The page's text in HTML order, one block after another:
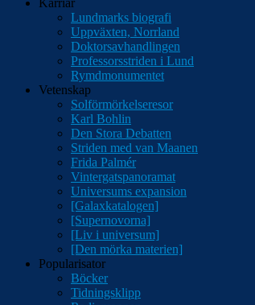
Karriär
Lundmarks biografi
Uppväxten, Norrland
Doktorsavhandlingen
Professorsstriden i Lund
Rymdmonumentet
Vetenskap
Solförmörkelseresor
Karl Bohlin
Den Stora Debatten
Striden med van Maanen
Frida Palmér
Vintergatspanoramat
Universums expansion
[Galaxkatalogen]
[Supernovorna]
[Liv i universum]
[Den mörka materien]
Popularisator
Böcker
Tidningsklipp